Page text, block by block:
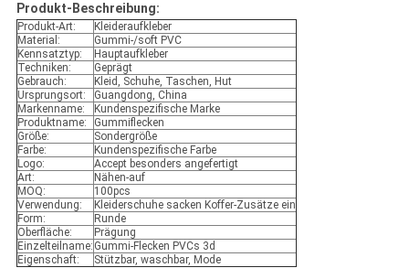
Produkt-Beschreibung:
Produkt-Art:
Kleideraufkleber
Material:
Gummi-/soft PVC
Kennsatztyp:
Hauptaufkleber
Techniken:
Geprägt
Gebrauch:
Kleid, Schuhe, Taschen, Hut
Ursprungsort:
Guangdong, China
Markenname:
Kundenspezifische Marke
Produktname:
Gummiflecken
Größe:
Sondergröße
Farbe:
Kundenspezifische Farbe
Logo:
Accept besonders angefertigt
Art:
Nähen-auf
MOQ:
100pcs
Verwendung:
Kleiderschuhe sacken Koffer-Zusätze ein
Form:
Runde
Oberfläche:
Prägung
Einzelteilname: Gummi-Flecken PVCs 3d
Eigenschaft:
Stützbar, waschbar, Mode